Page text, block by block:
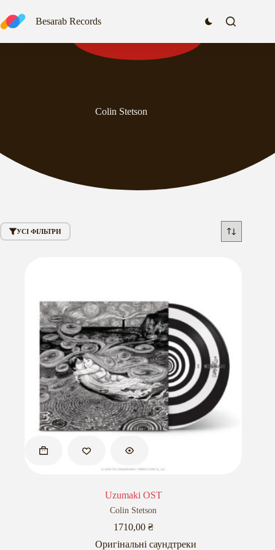
до
вмісту
Besarab Records
Colin Stetson
УСІ ФІЛЬТРИ
Uzumaki OST
Colin Stetson
1710,00 ₴
Оригінальні саундтреки